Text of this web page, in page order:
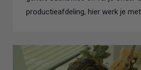
productieafdeling, hier werk je